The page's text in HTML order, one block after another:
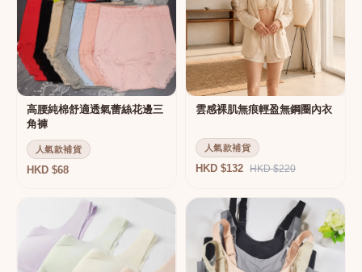
高腰純棉舒適透氣蕾絲花邊三
角褲
人氣款補貨
HKD $68
雲感裸肌無痕輕盈無鋼圈內衣
人氣款補貨
HKD $132 HKD $220